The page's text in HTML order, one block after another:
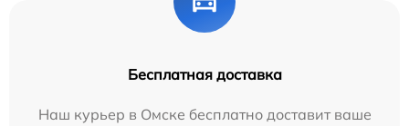
Бесплатная доставка
Наш курьер в Омске бесплатно доставит ваше